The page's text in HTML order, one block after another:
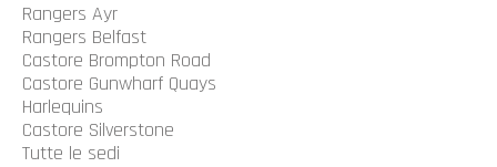
Rangers Ayr
Rangers Belfast
Castore Brompton Road
Castore Gunwharf Quays
Harlequins
Castore Silverstone
Tutte le sedi